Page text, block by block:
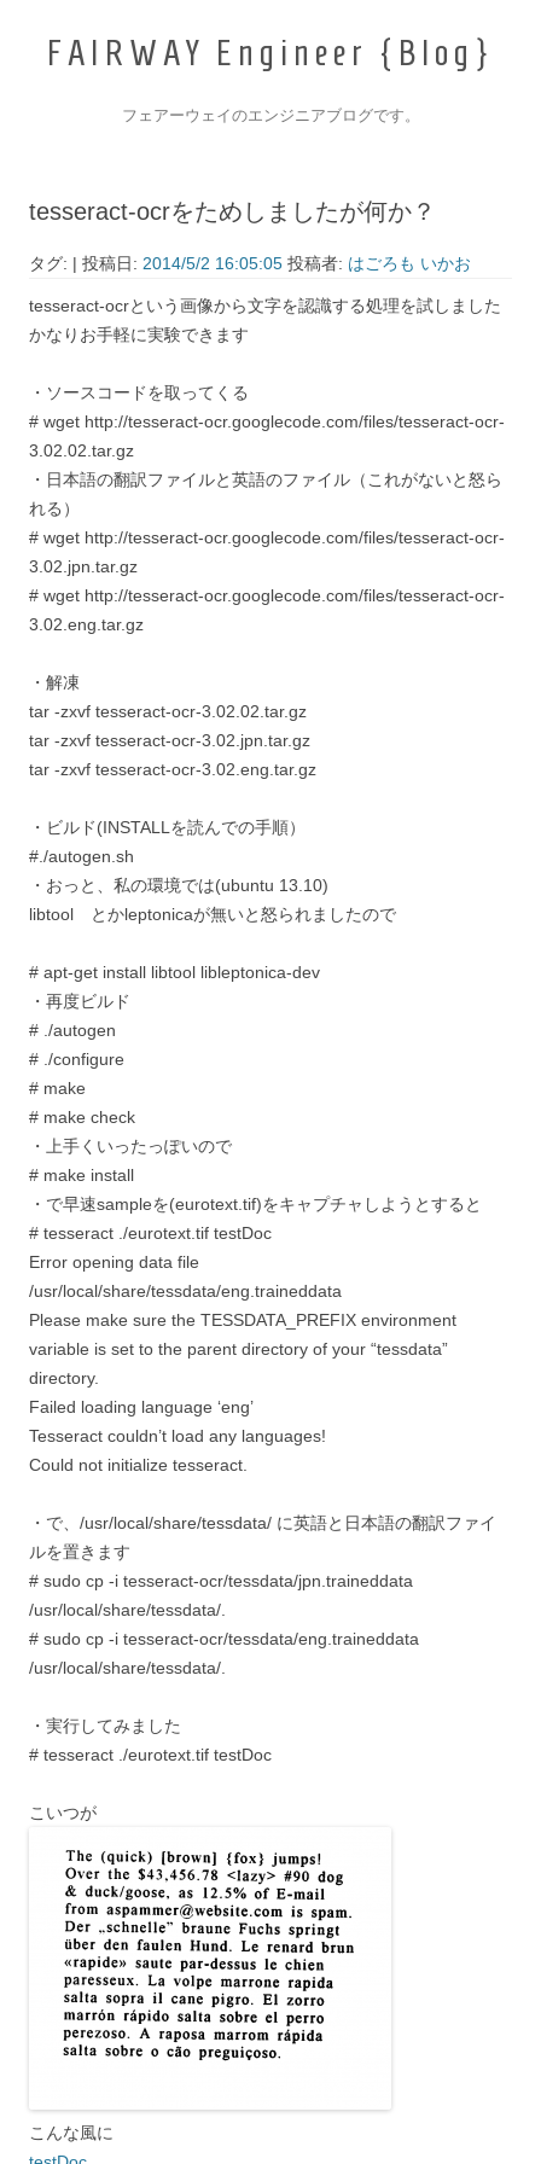
F A I R W AY E n g i n ee r { B l o g }
フェアーウェイのエンジニアブログです。
tesseract-ocrをためしましたが何か？
タグ: | 投稿日: 2014/5/2 16:05:05 投稿者: はごろも いかお
tesseract-ocrという画像から文字を認識する処理を試しました
かなりお手軽に実験できます
・ソースコードを取ってくる
# wget http://tesseract-ocr.googlecode.com/files/tesseract-ocr-
3.02.02.tar.gz
・日本語の翻訳ファイルと英語のファイル（これがないと怒ら
れる）
# wget http://tesseract-ocr.googlecode.com/files/tesseract-ocr-
3.02.jpn.tar.gz
# wget http://tesseract-ocr.googlecode.com/files/tesseract-ocr-
3.02.eng.tar.gz
・解凍
tar -zxvf tesseract-ocr-3.02.02.tar.gz
tar -zxvf tesseract-ocr-3.02.jpn.tar.gz
tar -zxvf tesseract-ocr-3.02.eng.tar.gz
・ビルド(INSTALLを読んでの手順）
#./autogen.sh
・おっと、私の環境では(ubuntu 13.10)
libtool とかleptonicaが無いと怒られましたので
# apt-get install libtool libleptonica-dev
・再度ビルド
# ./autogen
# ./configure
# make
# make check
・上手くいったっぽいので
# make install
・で早速sampleを(eurotext.tif)をキャプチャしようとすると
# tesseract ./eurotext.tif testDoc
Error opening data file
/usr/local/share/tessdata/eng.traineddata
Please make sure the TESSDATA_PREFIX environment
variable is set to the parent directory of your “tessdata”
directory.
Failed loading language ‘eng’
Tesseract couldn’t load any languages!
Could not initialize tesseract.
・で、/usr/local/share/tessdata/ に英語と日本語の翻訳ファイ
ルを置きます
# sudo cp -i tesseract-ocr/tessdata/jpn.traineddata
/usr/local/share/tessdata/.
# sudo cp -i tesseract-ocr/tessdata/eng.traineddata
/usr/local/share/tessdata/.
・実行してみました
# tesseract ./eurotext.tif testDoc
こいつが
こんな風に